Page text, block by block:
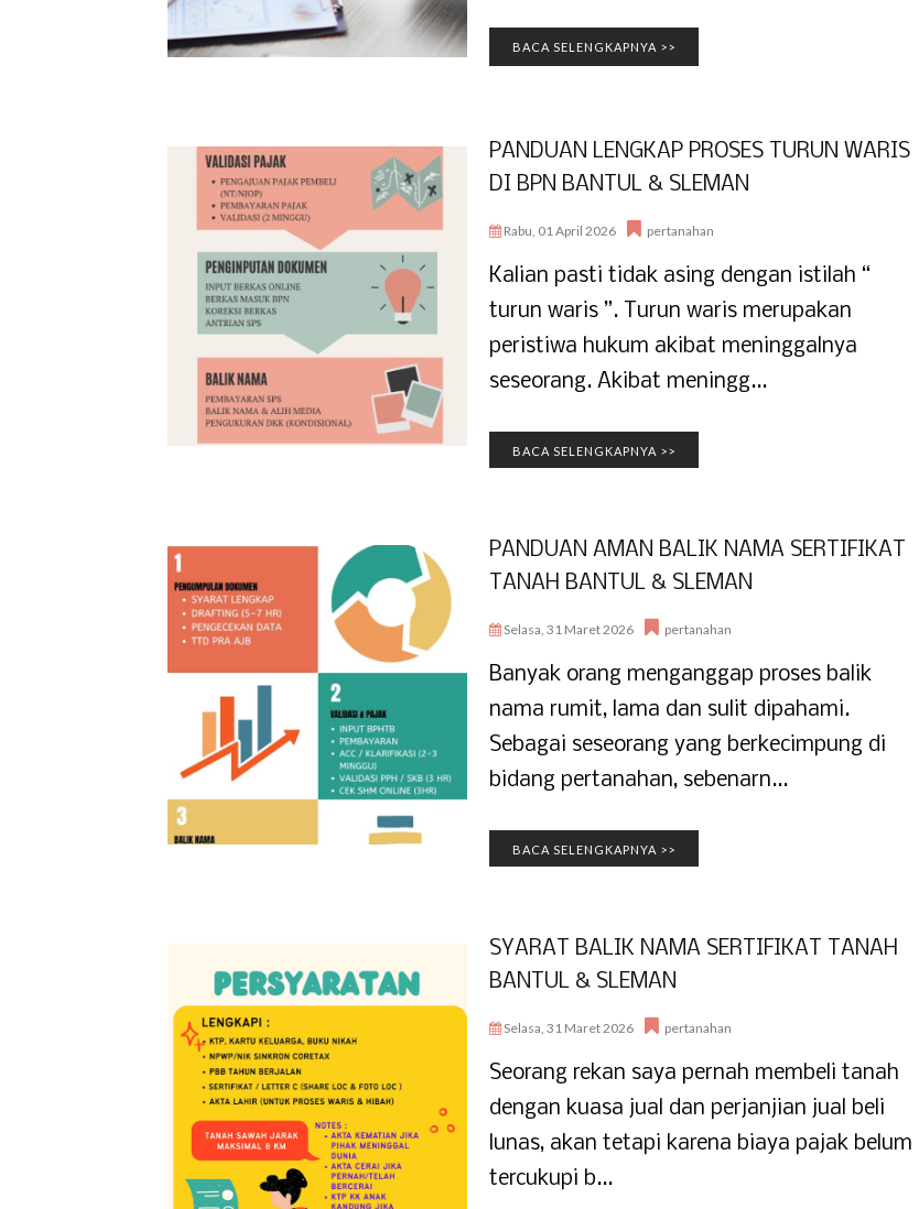
BACA SELENGKAPNYA >>
PANDUAN LENGKAP PROSES TURUN WARIS
DI BPN BANTUL & SLEMAN
Rabu, 01 April 2026 pertanahan
Kalian pasti tidak asing dengan istilah “
turun waris ”. Turun waris merupakan
peristiwa hukum akibat meninggalnya
seseorang. Akibat meningg...
BACA SELENGKAPNYA >>
PANDUAN AMAN BALIK NAMA SERTIFIKAT
TANAH BANTUL & SLEMAN
Selasa, 31 Maret 2026 pertanahan
Banyak orang menganggap proses balik
nama rumit, lama dan sulit dipahami.
Sebagai seseorang yang berkecimpung di
bidang pertanahan, sebenarn...
BACA SELENGKAPNYA >>
SYARAT BALIK NAMA SERTIFIKAT TANAH
BANTUL & SLEMAN
Selasa, 31 Maret 2026 pertanahan
Seorang rekan saya pernah membeli tanah
dengan kuasa jual dan perjanjian jual beli
lunas, akan tetapi karena biaya pajak belum
tercukupi b...